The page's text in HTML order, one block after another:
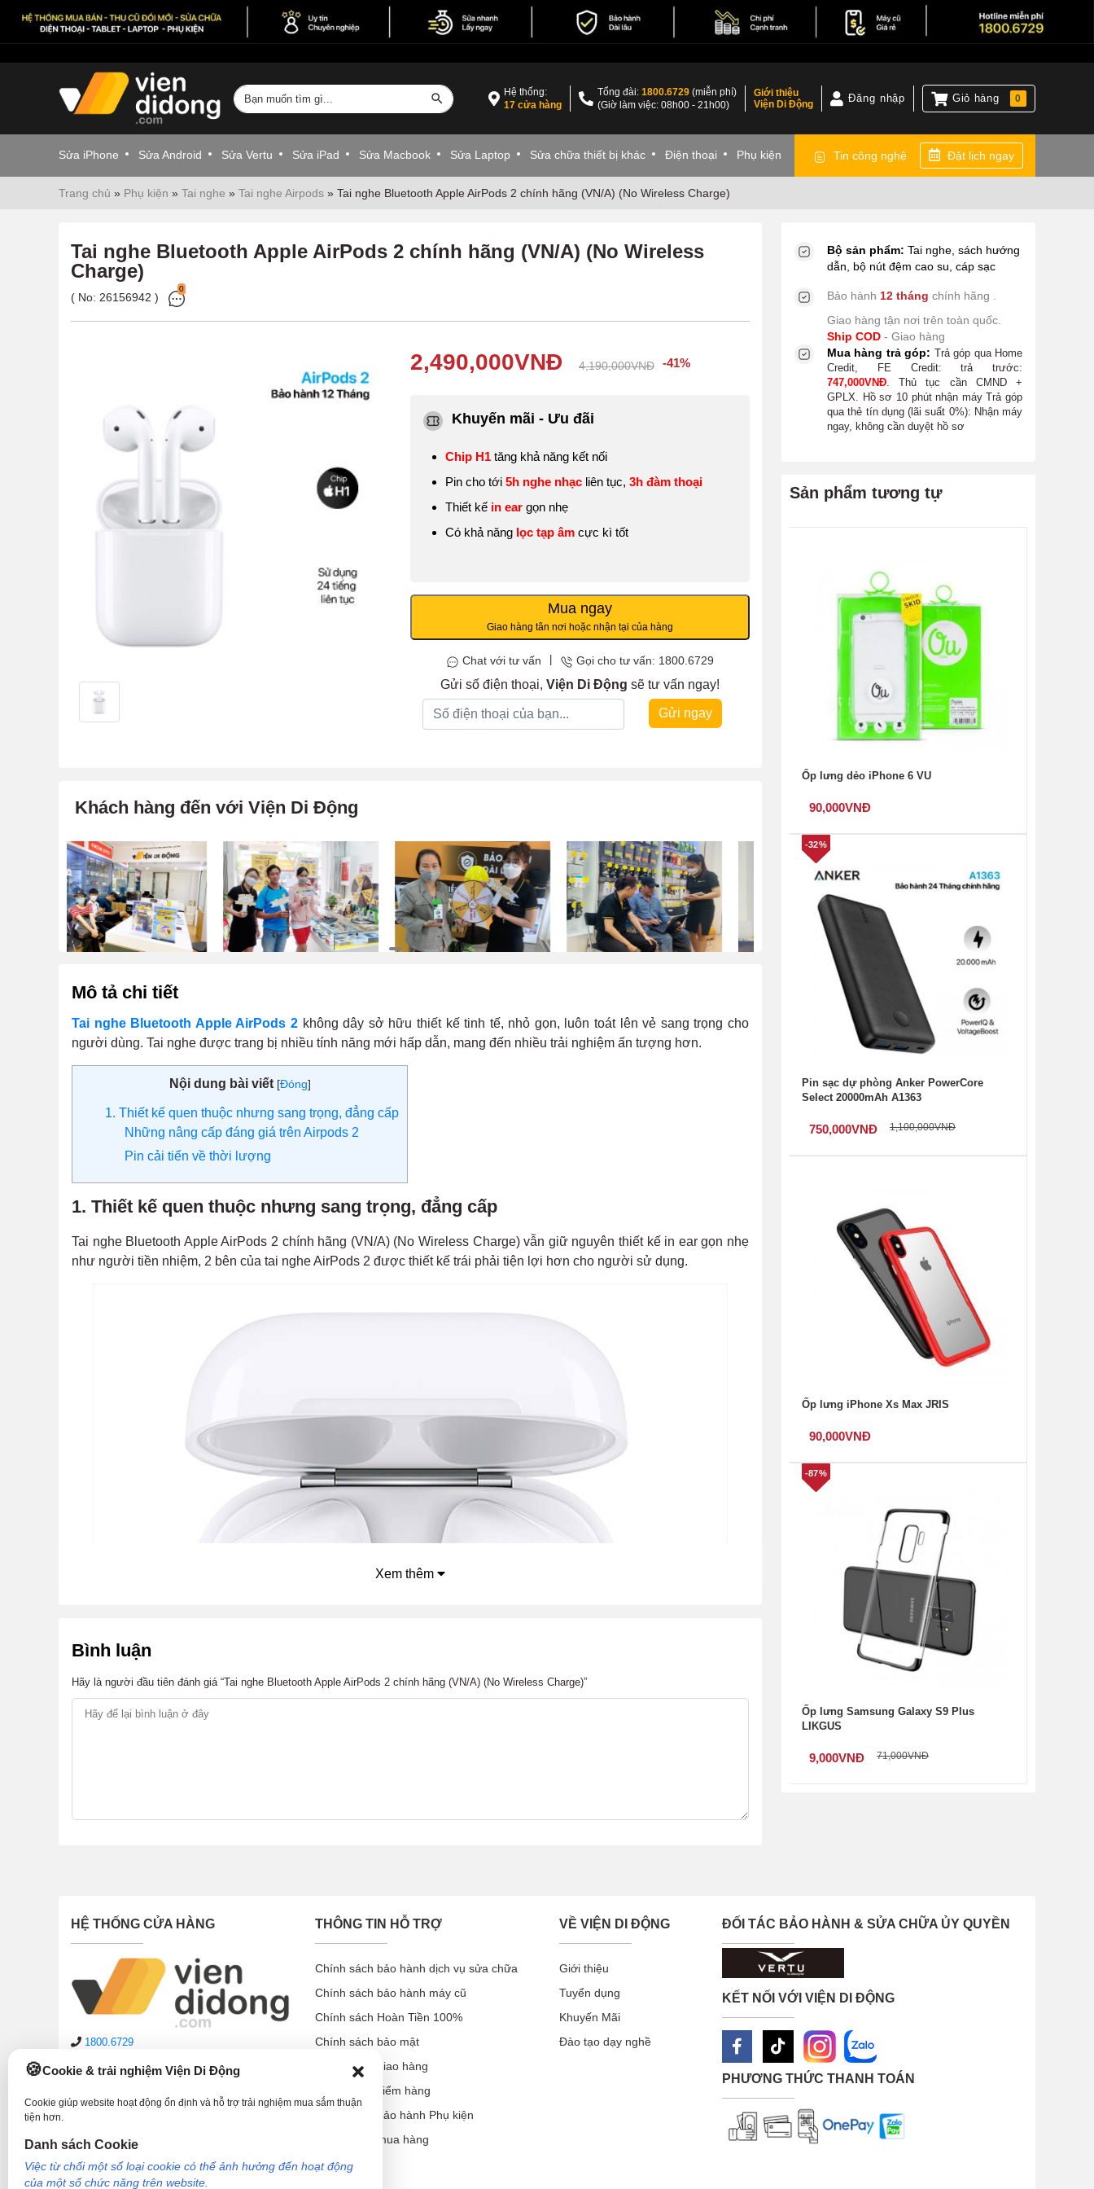
Cookie & trải nghiệm Viện Di Động
Cookie giúp website hoạt động ổn định và hỗ trợ trải nghiệm mua sắm thuận
tiện hơn.
Danh sách Cookie
Việc từ chối một số loại cookie có thể ảnh hưởng đến hoạt động
của một số chức năng trên website.
Hệ thống:
17 cửa hàng
Tổng đài:1800.6729 (miễn phí)
(Giờ làm việc: 08h00 - 21h00)
Giới thiệu
Viện Di Động
Đăng nhập Giỏ hàng 0
Sửa iPhone Sửa Android Sửa Vertu Sửa iPad Sửa Macbook Sửa Laptop Sửa chữa thiết bị khác Điện thoại Phụ kiện Tin công nghệ Đặt lịch ngay
Trang chủ » Phụ kiện » Tai nghe » Tai nghe Airpods » Tai nghe Bluetooth Apple AirPods 2 chính hãng (VN/A) (No Wireless Charge)
Tai nghe Bluetooth Apple AirPods 2 chính hãng (VN/A) (No Wireless
Charge)
( No: 26156942 )
0
2,490,000VNĐ 4,190,000VNĐ -41%
Khuyến mãi - Ưu đãi
Chip H1 tăng khả năng kết nối
Pin cho tới 5h nghe nhạc liên tục, 3h đàm thoại
Thiết kế in ear gọn nhẹ
Có khả năng lọc tạp âm cực kì tốt
Mua ngay
Giao hàng tân nơi hoặc nhận tại của hàng
Chat với tư vấn Gọi cho tư vấn: 1800.6729
Gửi số điện thoại, Viện Di Động sẽ tư vấn ngay!
Gửi ngay
Khách hàng đến với Viện Di Động
Mô tả chi tiết
Tai nghe Bluetooth Apple AirPods 2không dây sở hữu thiết kế tinh tế, nhỏ gọn, luôn toát lên vẻ sang trọng cho
người dùng. Tai nghe được trang bị nhiều tính năng mới hấp dẫn, mang đến nhiều trải nghiệm ấn tượng hơn.
Nội dung bài viết [Đóng]
1. Thiết kế quen thuộc nhưng sang trọng, đẳng cấp
Những nâng cấp đáng giá trên Airpods 2
Pin cải tiến về thời lượng
1. Thiết kế quen thuộc nhưng sang trọng, đẳng cấp
Tai nghe Bluetooth Apple AirPods 2 chính hãng (VN/A) (No Wireless Charge) vẫn giữ nguyên thiết kế in ear gọn nhẹ
như người tiền nhiệm, 2 bên của tai nghe AirPods 2 được thiết kế trái phải tiện lợi hơn cho người sử dụng.
Những nâng cấp đáng giá trên Airpods 2
Xem thêm
Bình luận
Hãy là người đầu tiên đánh giá “Tai nghe Bluetooth Apple AirPods 2 chính hãng (VN/A) (No Wireless Charge)”
Bộ sản phẩm: Tai nghe, sách hướng
dẫn, bộ nút đệm cao su, cáp sạc
Bảo hành 12 tháng chính hãng
Giao hàng tận nơi trên toàn quốc.
Ship COD - Giao hàng
Mua hàng trả góp: Trả góp qua Home
Credit, FE Credit: trả trước:
747,000VNĐ. Thủ tục cần CMND +
GPLX. Hồ sơ 10 phút nhận máyTrả góp
qua thẻ tín dụng (lãi suất 0%): Nhận máy
ngay, không cần duyệt hồ sơ
Sản phẩm tương tự
Ốp lưng dẻo iPhone 6 VU
90,000VNĐ
-32%
Pin sạc dự phòng Anker PowerCore
Select 20000mAh A1363
750,000VNĐ 1,100,000VNĐ
Ốp lưng iPhone Xs Max JRIS
90,000VNĐ
-87%
Ốp lưng Samsung Galaxy S9 Plus
LIKGUS
9,000VNĐ 71,000VNĐ
HỆ THỐNG CỬA HÀNG
1800.6729
08:00 – 21:00hàng ngày
Phản ánh dịch vụ:
THÔNG TIN HỖ TRỢ
Chính sách bảo hành dịch vụ sửa chữa
Chính sách bảo hành máy cũ
Chính sách Hoàn Tiền 100%
Chính sách bảo mật
Chính sách giao hàng
Chính sách kiểm hàng
Chính sách bảo hành Phụ kiện
Hướng dẫn mua hàng
VỀ VIỆN DI ĐỘNG
Giới thiệu
Tuyển dụng
Khuyến Mãi
Đào tạo dạy nghề
ĐỐI TÁC BẢO HÀNH & SỬA CHỮA ỦY QUYỀN
KẾT NỐI VỚI VIỆN DI ĐỘNG
PHƯƠNG THỨC THANH TOÁN